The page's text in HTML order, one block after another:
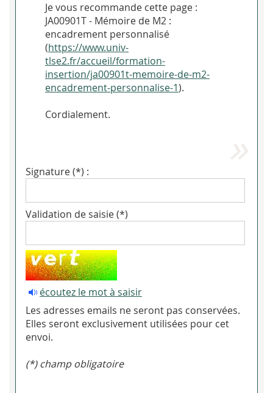
Je vous recommande cette page :
JA00901T - Mémoire de M2 :
encadrement personnalisé
(https://www.univ-
tlse2.fr/accueil/formation-
insertion/ja00901t-memoire-de-m2-
encadrement-personnalise-1).
Cordialement.
Signature (*) :
Validation de saisie (*)
écoutez le mot à saisir
Les adresses emails ne seront pas conservées.
Elles seront exclusivement utilisées pour cet
envoi.
(*) champ obligatoire